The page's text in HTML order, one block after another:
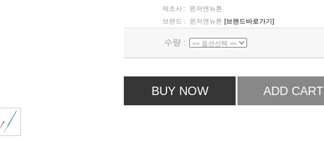
제조사 :
윈저앤뉴튼
브랜드 :
윈저앤뉴튼 [브랜드바로가기]
수량 :
BUY NOW ADD CART